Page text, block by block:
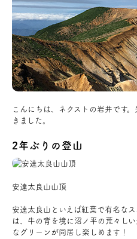
ごあいさつ
チーム紹介
アクセス
ブログ
会社案内
SDGs
こんにちは、ネクストの岩井です
きました。
2年ぶりの登山
安達太良山山頂
安達太良山といえば紅葉で有名な
は、牛の背を境に沼ノ平の荒々し
なグリーンが同居し楽しめます！